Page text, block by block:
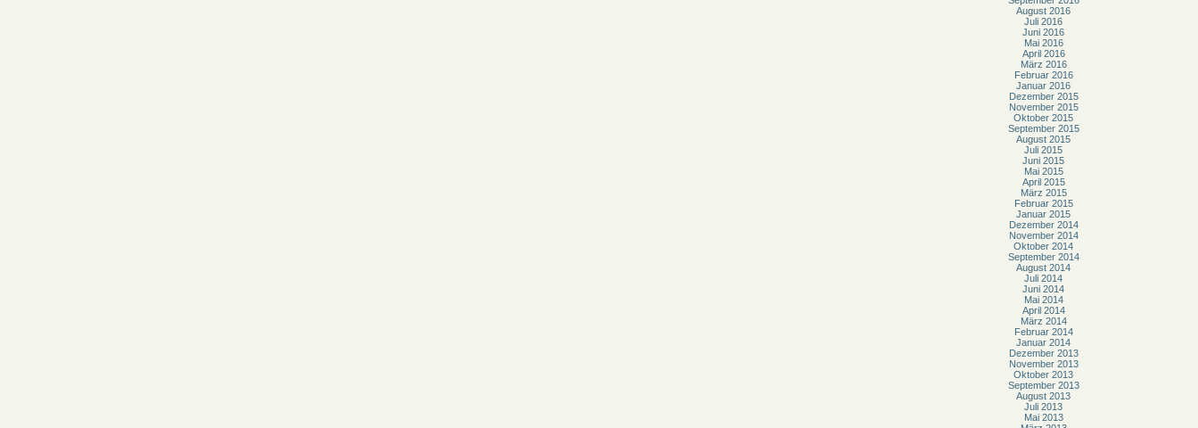
August 2016
Juli 2016
Juni 2016
Mai 2016
April 2016
März 2016
Februar 2016
Januar 2016
Dezember 2015
November 2015
Oktober 2015
September 2015
August 2015
Juli 2015
Juni 2015
Mai 2015
April 2015
März 2015
Februar 2015
Januar 2015
Dezember 2014
November 2014
Oktober 2014
September 2014
August 2014
Juli 2014
Juni 2014
Mai 2014
April 2014
März 2014
Februar 2014
Januar 2014
Dezember 2013
November 2013
Oktober 2013
September 2013
August 2013
Juli 2013
Mai 2013